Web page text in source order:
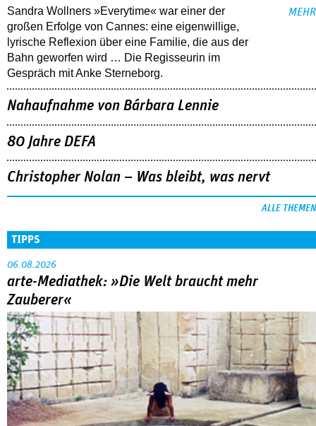
Sandra Wollners »Everytime« war einer der
großen Erfolge von Cannes: eine eigenwillige,
lyrische Reflexion über eine ­Familie, die aus der
Bahn geworfen wird … Die Regisseurin im
Gespräch mit Anke Sterneborg.
MEHR
Nahaufnahme von Bárbara Lennie
80 Jahre DEFA
Christopher Nolan – Was bleibt, was nervt
ALLE THEMEN
TIPPS
06.08.2026
arte-Mediathek: »Die Welt braucht mehr
Zauberer«